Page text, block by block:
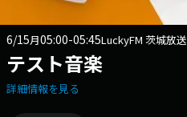
6/15月05:00-05:45LuckyFM 茨城放送
テスト音楽
詳細情報を見る